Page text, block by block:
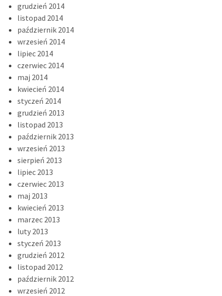
grudzień 2014
listopad 2014
październik 2014
wrzesień 2014
lipiec 2014
czerwiec 2014
maj 2014
kwiecień 2014
styczeń 2014
grudzień 2013
listopad 2013
październik 2013
wrzesień 2013
sierpień 2013
lipiec 2013
czerwiec 2013
maj 2013
kwiecień 2013
marzec 2013
luty 2013
styczeń 2013
grudzień 2012
listopad 2012
październik 2012
wrzesień 2012